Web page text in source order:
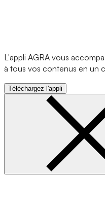
L'appli AGRA vous
à tous vos contenus en un
Téléchargez l'appli